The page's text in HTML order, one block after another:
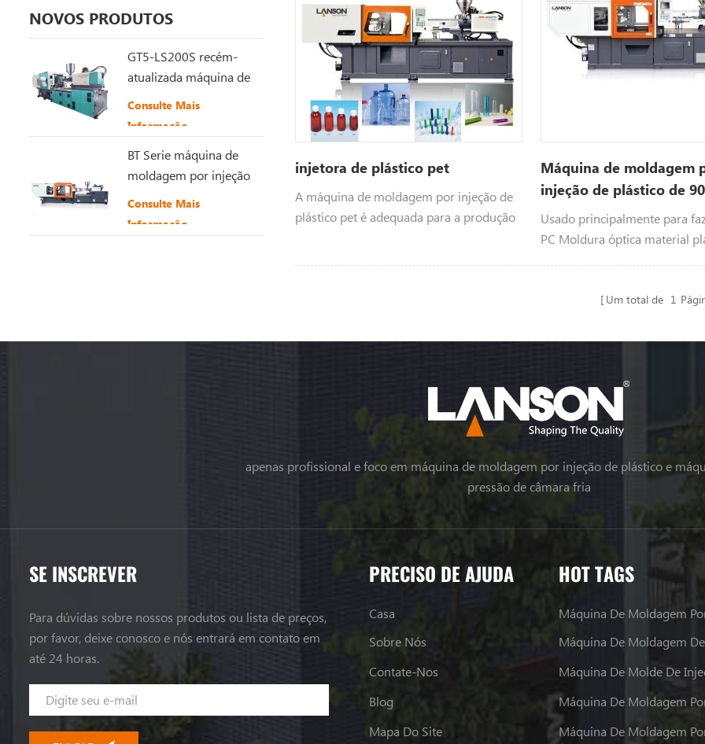
injetora de plástico pet
A máquina de moldagem por injeção de
plástico pet é adequada para a produção
Máquina de moldagem
injeção de plástico de 90
toneladas
Usado principalmente para
PC Moldura óptica material
Um total de 1
NOVOS PRODUTOS
GT5-LS200S recém-
atualizada máquina de
moldagem por injeção
de plástico
Consulte Mais
Informação
BT Serie máquina de
moldagem por injeção
de plástico de alta
velocidade
Consulte Mais
Informação
apenas profissional e foco em máquina de moldagem por injeção de plástico e
pressão de câmara fria
SE INSCREVER
Para dúvidas sobre nossos produtos ou lista de preços,
por favor, deixe conosco e nós entrará em contato em
até 24 horas.
PRECISO DE AJUDA
Casa
Sobre Nós
Contate-Nos
Blog
Mapa Do Site
HOT TAGS
Máquina De Moldagem
Máquina De Moldagem
Máquina De Molde De
Máquina De Moldagem